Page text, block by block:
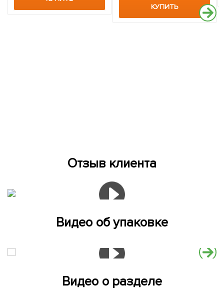
КУПИТЬ
Отзыв клиента
Видео об упаковке
Видео о разделе